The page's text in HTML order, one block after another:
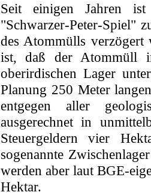
Seit einigen Jahren
"Schwarzer-Peter-Spiel"
des Atommülls
ist, daß der Atommüll
oberirdischen Lager
Planung 250 Meter
entgegen aller
ausgerechnet in
Steuergeldern vier
sogenannte
werden aber laut BGE-
Hektar.